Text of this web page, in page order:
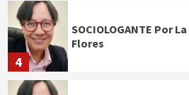
4
SOCIOLOGANTE Por
Flores